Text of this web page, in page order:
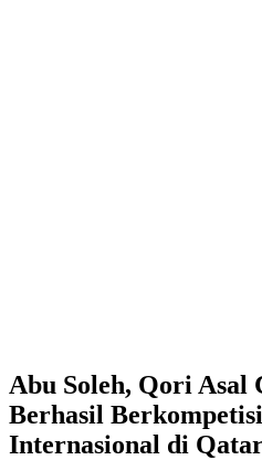
Abu Soleh, Qori Asal
Berhasil
Internasional di